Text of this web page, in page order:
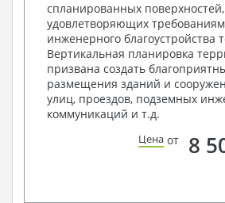
Архитектурные узлы в
2. Конструктивный раздел:
Общие данные по проекту
Схемы расположения и
Элементы каркаса – схемы
Схема расположения
Опоры перекрытия на
Элементы кровли – схемы
спланированных поверхностей,
удовлетворяющих
инженерного благоустройства
Вертикальная планировка
призвана создать
размещения зданий и
улиц, проездов, подземных
коммуникаций и т.д.
Цена от 8